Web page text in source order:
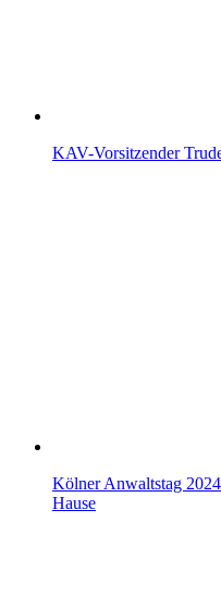
KAV-Vorsitzender
Kölner Anwaltstag
Hause